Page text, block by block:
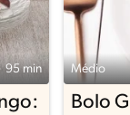
95 min Médio
Bolo